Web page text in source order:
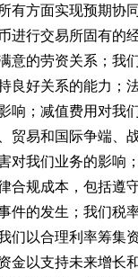
有方面实现预期协
进行交易所固有的
意的劳资关系；我
良好关系的能力；
响；减值费用对我
贸易和国际争端、
对我们业务的影响
合规成本，包括遵
件的发生；我们税
们以合理利率筹集
金以支持未来增长